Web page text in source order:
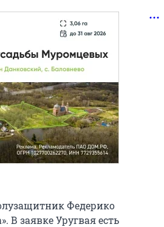
Федерико
В заявке Уругвая есть